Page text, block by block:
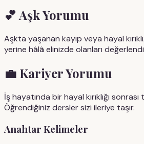
💕Aşk Yorumu
Aşkta yaşanan kayıp veya hayal
yerine hâlâ elinizde olanları
💼 Kariyer Yorumu
İş hayatında bir hayal kırıklığı
Öğrendiğiniz dersler sizi ileriye taşır.
Anahtar Kelimeler